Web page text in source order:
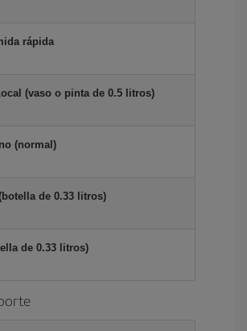
rápida
(vaso o pinta de 0.5 litros)
(normal)
de 0.33 litros)
de 0.33 litros)